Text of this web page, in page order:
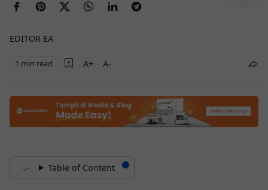
EDITOR EA
1 min read
Table of Content